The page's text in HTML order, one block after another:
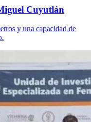
Cuyutlán
y una capacidad de